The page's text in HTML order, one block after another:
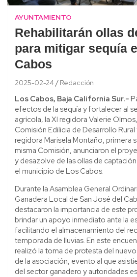
AYUNTAMIENTO
Rehabilitarán ollas
para mitigar sequía
Cabos
2025-02-24 Redacción
Los Cabos, Baja California Sur.-
efectos de la sequía y fortalecer al
agrícola, la XI regidora Valerie
Comisión Edilicia de Desarrollo
regidora Marisela Montaño, primera
misma Comisión, anunciaron el
y desazolve de las ollas de
el municipio de Los Cabos.
Durante la Asamblea General
Ganadera Local de San José del
destacaron la importancia de este
brindar un apoyo inmediato ante la
facilitando el almacenamiento del
temporada de lluvias. En este
realizó la toma de protesta del
de la asociación, evento al que
del sector ganadero y autoridades